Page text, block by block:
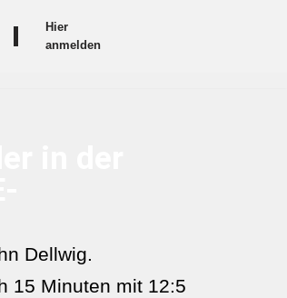
Hier
anmelden
Dellwig.
15 Minuten mit 12:5